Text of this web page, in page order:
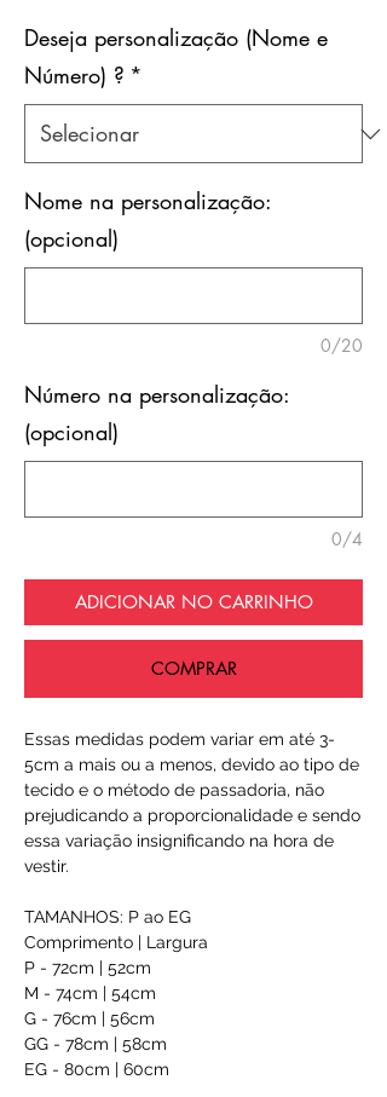
Deseja personalização (Nome e
Número) ? *
Nome na personalização:
(opcional)
0/20
Número na personalização:
(opcional)
0/4
ADICIONAR NO CARRINHO
COMPRAR
Essas medidas podem variar em até 3-
5cm a mais ou a menos, devido ao tipo de
tecido e o método de passadoria, não
prejudicando a proporcionalidade e sendo
essa variação insignificando na hora de
vestir.
TAMANHOS: P ao EG
Comprimento | Largura
P - 72cm | 52cm
M - 74cm | 54cm
G - 76cm | 56cm
GG - 78cm | 58cm
EG - 80cm | 60cm